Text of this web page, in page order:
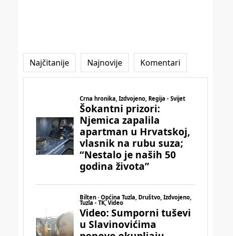
Najčitanije Najnovije Komentari